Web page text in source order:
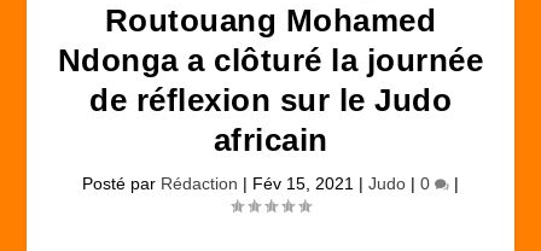
Routouang Mohamed
Ndonga a clôturé la journée
de réflexion sur le Judo
africain
Posté par Rédaction | Fév 15, 2021 | Judo | 0 |